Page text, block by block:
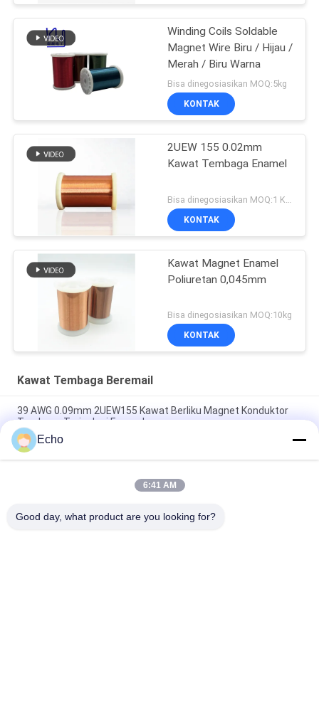
Winding Coils Soldable
Magnet Wire Biru / Hijau /
Merah / Biru Warna
Bisa dinegosiasikan MOQ:5kg
KONTAK
2UEW 155 0.02mm
Kawat Tembaga Enamel
KONTAK
Kawat Magnet Enamel
Poliuretan 0,045mm
Bisa dinegosiasikan MOQ:10kg
KONTAK
Kawat Tembaga Beremail
39 AWG 0.09mm 2UEW155 Kawat Berliku Magnet Konduktor
Tembaga Terisolasi Enamel
0.011mm 2UEW155 Enamel Dilapisi Kawat Tembaga Untuk
Motor Berliku
Ruiyuan Super Thin Winding Coils Kawat Tembaga Berenamel
Echo
6:41 AM
Good day, what product are you looking for?